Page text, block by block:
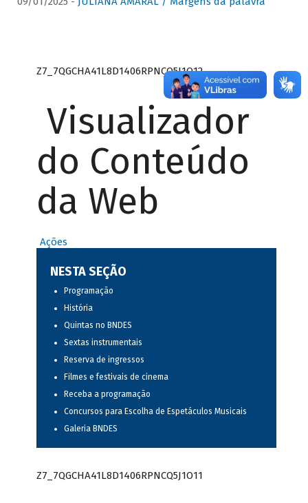
Z7_7QGCHA41L8D1406RPNCQ5J1O12
Visualizador
do Conteúdo
da Web
Ações
NESTA SEÇÃO
Programação
História
Quintas no BNDES
Sextas instrumentais
Reserva de ingressos
Filmes e festivais de cinema
Receba a programação
Concursos para Escolha de Espetáculos Musicais
Galeria BNDES
Z7_7QGCHA41L8D1406RPNCQ5J1O11